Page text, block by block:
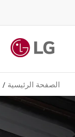
الصفحة الرئيسية